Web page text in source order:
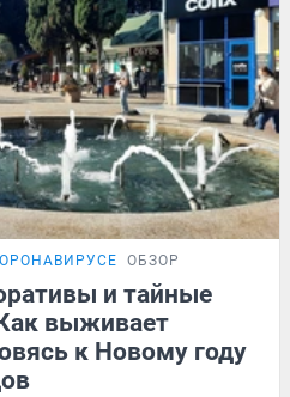
ОБЗОР
и тайные
выживает
к Новому году